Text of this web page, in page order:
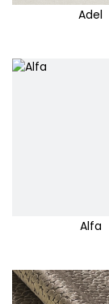
Adel
Alfa